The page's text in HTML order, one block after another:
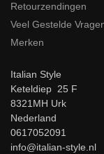
Retourzendingen
Veel Gestelde
Merken
Italian Style
Keteldiep 25 F
8321MH Urk
Nederland
0617052091
info@italian-style.nl